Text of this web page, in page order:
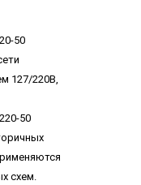
50
127/220В,
50
схем.